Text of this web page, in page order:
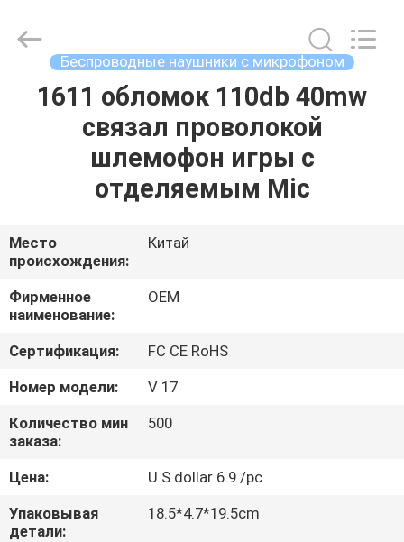
ДОМ
ПРОДУКТЫ
НАС
ПУТЕШЕСТВИЕ
ФАБРИКИ
ПРОВЕРКА
КАЧЕСТВА
СВЯЖИТЕСЬ
МЫ
Electronics
Co,ltd.
Беспроводные наушники с микрофоном
1611 обломок 110db 40mw
связал проволокой
шлемофон игры с
отделяемым Mic
Место
происхождения:
Китай
Фирменное
наименование:
OEM
Сертификация:
FC CE RoHS
Номер модели:
V 17
Количество мин
заказа:
500
Цена:
U.S.dollar 6.9 /pc
Упаковывая
детали:
18.5*4.7*19.5cm